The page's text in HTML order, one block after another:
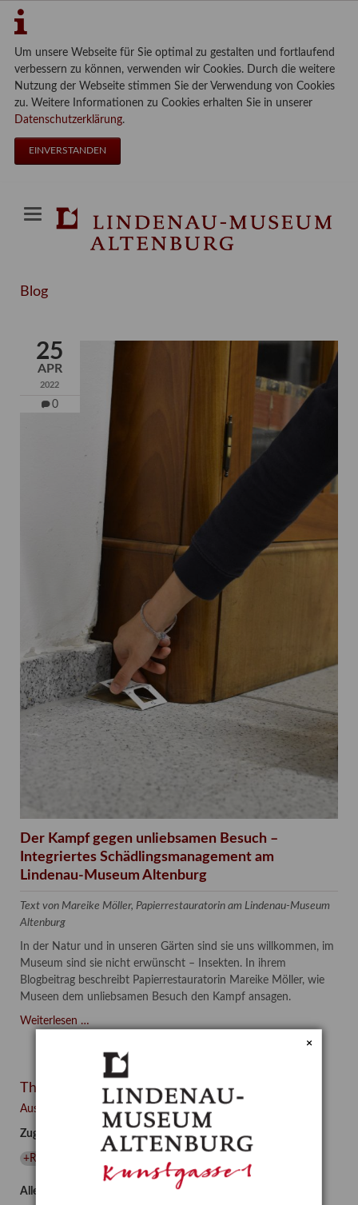
Um unsere Webseite für Sie optimal zu gestalten und fortlaufend
verbessern zu können, verwenden wir Cookies. Durch die weitere
Nutzung der Webseite stimmen Sie der Verwendung von Cookies
zu. Weitere Informationen zu Cookies erhalten Sie in unserer
Datenschutzerklärung.
EINVERSTANDEN
Blog
25
APR
2022
0
Der Kampf gegen unliebsamen Besuch –
Integriertes Schädlingsmanagement am
Lindenau-Museum Altenburg
Text von Mareike Möller, Papierrestauratorin am Lindenau-Museum
Altenburg
In der Natur und in unseren Gärten sind sie uns willkommen, im
Museum sind sie nicht erwünscht – Insekten. In ihrem
Blogbeitrag beschreibt Papierrestauratorin Mareike Möller, wie
Museen dem unliebsamen Besuch den Kampf ansagen.
Weiterlesen …Der
gegen
unliebsamen
Besuch
Integriertes
Schädlingsmanagement
am
Lindenau-
Themen
Ausgewählte Auszeichnungen zurücksetzen
Zugehörige Auszeichnungen
+Restaurierung
Alle Auszeichnungen (106)
×